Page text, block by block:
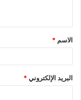
الاسم *
البريد الإلكتروني*